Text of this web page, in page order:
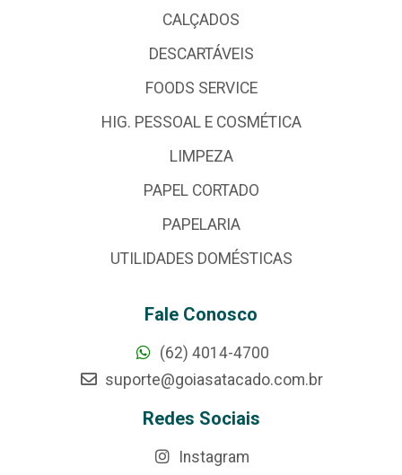
CALÇADOS
DESCARTÁVEIS
FOODS SERVICE
HIG. PESSOAL E COSMÉTICA
LIMPEZA
PAPEL CORTADO
PAPELARIA
UTILIDADES DOMÉSTICAS
Fale Conosco
(62) 4014-4700
suporte@goiasatacado.com.br
Redes Sociais
Instagram